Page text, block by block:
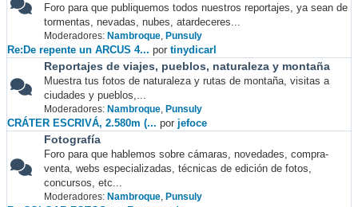
Foro para que publiquemos todos nuestros reportajes, ya sean de
tormentas, nevadas, nubes, atardeceres...
Moderadores: Nambroque, Punsuly
Re:De repente un ARCUS 4... por tinydicarl
Reportajes de viajes, pueblos, naturaleza y montaña
Muestra tus fotos de naturaleza y rutas de montaña, visitas a
ciudades y pueblos,...
Moderadores: Nambroque, Punsuly
CRÁTER ESCRIVÁ, 2.580m (... por jefoce
Fotografía
Foro para que hablemos sobre cámaras, novedades, compra-
venta, webs especializadas, técnicas de edición de fotos,
concursos, etc...
Moderadores: Nambroque, Punsuly